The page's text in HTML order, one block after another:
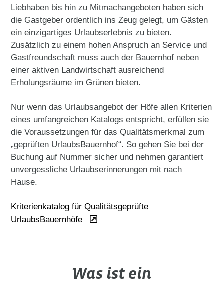
Liebhaben bis hin zu Mitmachangeboten haben sich
die Gastgeber ordentlich ins Zeug gelegt, um Gästen
ein einzigartiges Urlaubserlebnis zu bieten.
Zusätzlich zu einem hohen Anspruch an Service und
Gastfreundschaft muss auch der Bauernhof neben
einer aktiven Landwirtschaft ausreichend
Erholungsräume im Grünen bieten.
Nur wenn das Urlaubsangebot der Höfe allen Kriterien
eines umfangreichen Katalogs entspricht, erfüllen sie
die Voraussetzungen für das Qualitätsmerkmal zum
„geprüften UrlaubsBauernhof“. So gehen Sie bei der
Buchung auf Nummer sicher und nehmen garantiert
unvergessliche Urlaubserinnerungen mit nach
Hause.
Kriterienkatalog für Qualitätsgeprüfte
UrlaubsBauernhöfe
Was ist ein